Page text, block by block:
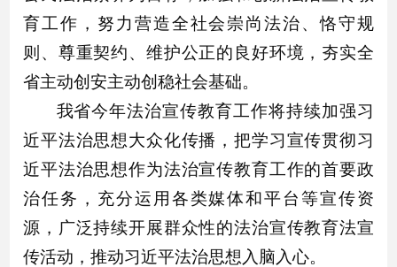
育工作，努力营造全社会崇尚法治、恪守规
则、尊重契约、维护公正的良好环境，夯实全
省主动创安主动创稳社会基础。
我省今年法治宣传教育工作将持续加强习
近平法治思想大众化传播，把学习宣传贯彻习
近平法治思想作为法治宣传教育工作的首要政
治任务，充分运用各类媒体和平台等宣传资
源，广泛持续开展群众性的法治宣传教育法宣
传活动，推动习近平法治思想入脑入心。